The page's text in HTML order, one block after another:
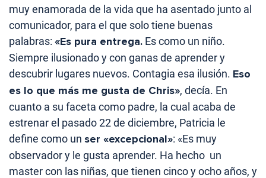
muy enamorada de la vida que ha asentado junto al
comunicador, para el que solo tiene buenas
palabras: «Es pura entrega. Es como un niño.
Siempre ilusionado y con ganas de aprender y
descubrir lugares nuevos. Contagia esa ilusión. Eso
es lo que más me gusta de Chris», decía. En
cuanto a su faceta como padre, la cual acaba de
estrenar el pasado 22 de diciembre, Patricia le
define como un ser «excepcional»: «Es muy
observador y le gusta aprender. Ha hecho un
master con las niñas, que tienen cinco y ocho años, y